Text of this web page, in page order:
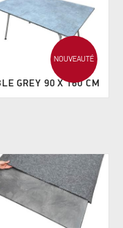
NOUVEAUTÉ
GREY 90 X 160 CM